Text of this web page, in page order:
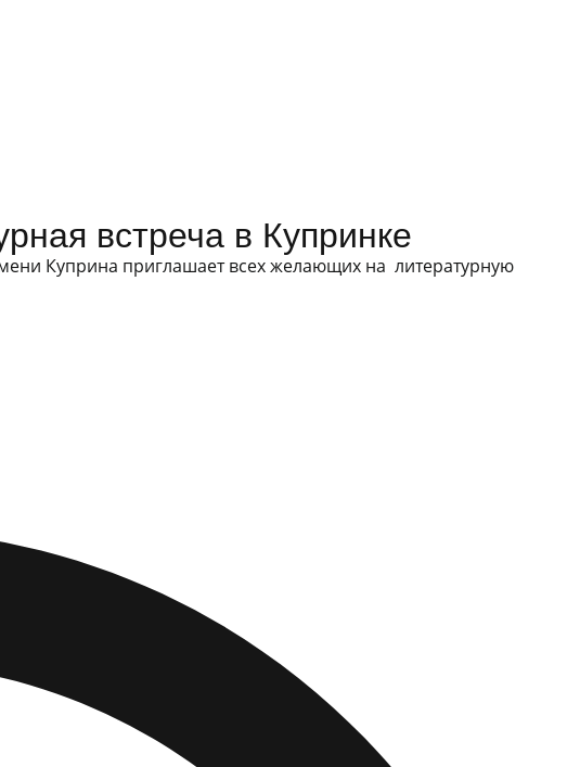
встреча в Купринке
Куприна приглашает всех желающих на литературную